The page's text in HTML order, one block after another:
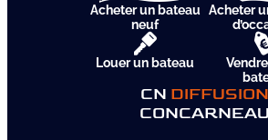
Acheter un bateau
neuf
Acheter
Louer un bateau
CN DIFFUSION
CONCARNEAU